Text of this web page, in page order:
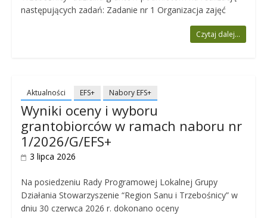
następujących zadań: Zadanie nr 1 Organizacja zajęć
Czytaj dalej...
Aktualności EFS+ Nabory EFS+
Wyniki oceny i wyboru
grantobiorców w ramach naboru nr
1/2026/G/EFS+
3 lipca 2026
Na posiedzeniu Rady Programowej Lokalnej Grupy
Działania Stowarzyszenie “Region Sanu i Trzebośnicy” w
dniu 30 czerwca 2026 r. dokonano oceny